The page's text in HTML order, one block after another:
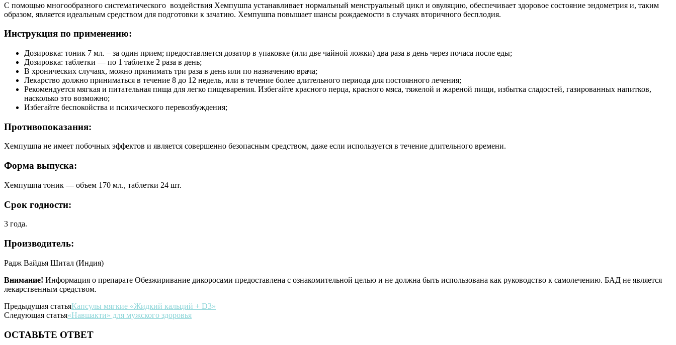
С помощью многообразного систематического воздействия Хемпушпа устанавливает нормальный менструальный цикл и овуляцию, обеспечивает здоровое состояние эндометрия и, таким
образом, является идеальным средством для подготовки к зачатию. Хемпушпа повышает шансы рождаемости в случаях вторичного бесплодия.
Инструкция по применению:
Дозировка: тоник 7 мл. – за один прием; предоставляется дозатор в упаковке (или две чайной ложки) два раза в день через почаса после еды;
Дозировка: таблетки — по 1 таблетке 2 раза в день;
В хронических случаях, можно принимать три раза в день или по назначению врача;
Лекарство должно приниматься в течение 8 до 12 недель, или в течение более длительного периода для постоянного лечения;
Рекомендуется мягкая и питательная пища для легко пищеварения. Избегайте красного перца, красного мяса, тяжелой и жареной пищи, избытка сладостей, газированных напитков,
насколько это возможно;
Избегайте беспокойства и психического перевозбуждения;
Противопоказания:
Хемпушпа не имеет побочных эффектов и является совершенно безопасным средством, даже если используется в течение длительного времени.
Форма выпуска:
Хемпушпа тоник — объем 170 мл., таблетки 24 шт.
Срок годности:
3 года.
Производитель:
Радж Вайдья Шитал (Индия)
Внимание! Информация о препарате Обезжиривание дикоросами предоставлена с ознакомительной целью и не должна быть использована как руководство к самолечению. БАД не является
лекарственным средством.
Предыдущая статьяКапсулы мягкие «Жидкий кальций + D3»
Следующая статья«Навшакти» для мужского здоровья
ОСТАВЬТЕ ОТВЕТ